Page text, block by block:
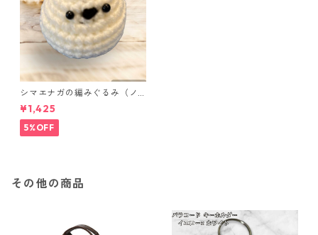
シマエナガの編みぐるみ（ノ
ーマル）
¥1,425
5%OFF
その他の商品